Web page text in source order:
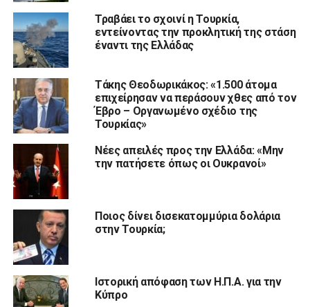
Τραβάει το σχοινί η Τουρκία,
εντείνοντας την προκλητική της στάση
έναντι της Ελλάδας
Τάκης Θεοδωρικάκος: «1.500 άτομα
επιχείρησαν να περάσουν χθες από τον
Έβρο – Οργανωμένο σχέδιο της
Τουρκίας»
Νέες απειλές προς την Ελλάδα: «Μην
την πατήσετε όπως οι Ουκρανοί»
Ποιος δίνει δισεκατομμύρια δολάρια
στην Τουρκία;
Ιστορική απόφαση των Η.Π.Α. για την
Κύπρο